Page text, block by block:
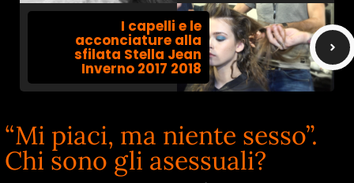
I capelli e le
acconciature alla
sfilata Stella Jean
Inverno 2017 2018
“Mi piaci, ma niente sesso”.
Chi sono gli asessuali?